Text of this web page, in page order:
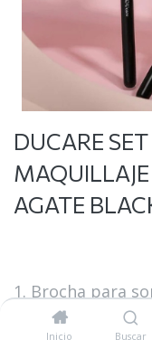
Inicio Buscar
DUCARE
MAQUILLAJE
AGATE
1. Brocha para
Brocha grande
mezcla de pelo